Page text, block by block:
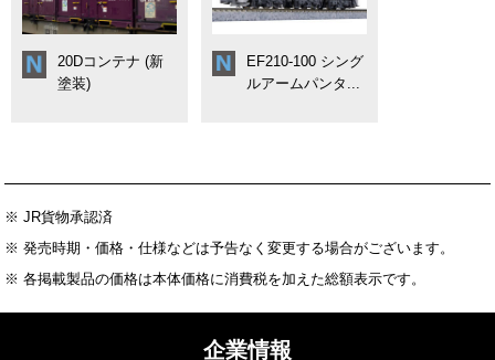
20Dコンテナ (新
塗装)
EF210-100 シング
ルアームパンタ...
※ JR貨物承認済
※ 発売時期・価格・仕様などは予告なく変更する場合がございます。
※ 各掲載製品の価格は本体価格に消費税を加えた総額表示です。
企業情報